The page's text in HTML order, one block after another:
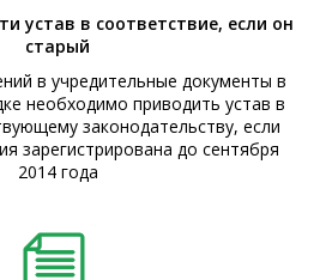
устав в соответствие, если он
старый
в учредительные документы в
необходимо приводить устав в
законодательству, если
зарегистрирована до сентября
2014 года